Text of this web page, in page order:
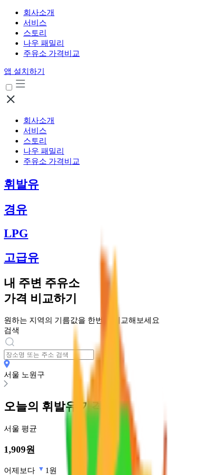
회사소개
서비스
스토리
나우 패밀리
주유소 가격비교
앱 설치하기
회사소개
서비스
스토리
나우 패밀리
주유소 가격비교
휘발유
경유
LPG
고급유
내 주변 주유소
가격 비교하기
원하는 지역의 기름값을 한번에 비교해보세요
검색
서울 노원구
오늘의 휘발유 가격
서울 평균
1,909원
어제보다 1원